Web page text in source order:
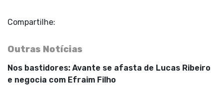
Compartilhe:
Outras Notícias
Nos bastidores: Avante se afasta de Lucas Ribeiro
e negocia com Efraim Filho